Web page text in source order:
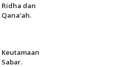
Ridha dan
Qana’ah.
Keutamaan
Sabar.